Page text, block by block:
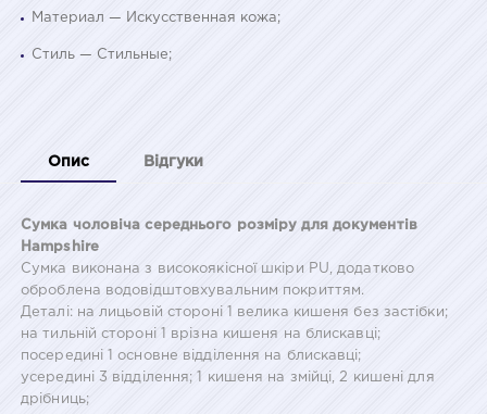
Материал — Искусственная кожа;
Стиль — Стильные;
Опис Відгуки
Сумка чоловіча середнього розміру для документів
Hampshire
Сумка виконана з високоякісної шкіри PU, додатково
оброблена водовідштовхувальним покриттям.
Деталі: на лицьовій стороні 1 велика кишеня без застібки;
на тильній стороні 1 врізна кишеня на блискавці;
посередині 1 основне відділення на блискавці;
усередині 3 відділення; 1 кишеня на змійці, 2 кишені для
дрібниць;